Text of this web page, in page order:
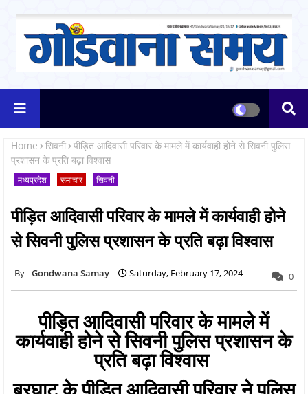
Home सिवनी पीड़ित आदिवासी परिवार के मामले में कार्यवाही होने से सिवनी पुलिस
प्रशासन के प्रति बढ़ा विश्वास
मध्यप्रदेश समाचार सिवनी
पीड़ित आदिवासी परिवार के मामले में कार्यवाही होने
से सिवनी पुलिस प्रशासन के प्रति बढ़ा विश्वास
Gondwana Samay Saturday, February 17, 2024 0
पीड़ित आदिवासी परिवार के मामले में
कार्यवाही होने से सिवनी पुलिस प्रशासन के
प्रति बढ़ा विश्वास